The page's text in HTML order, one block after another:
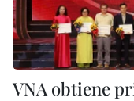
VNA obtiene